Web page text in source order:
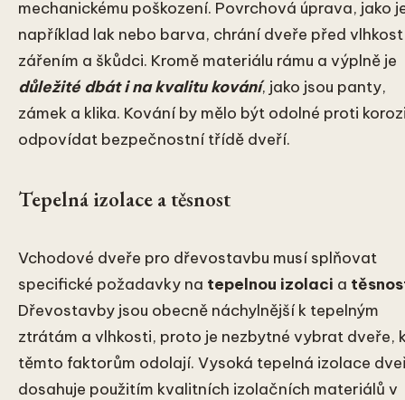
mechanickému poškození. Povrchová úprava, jako
například lak nebo barva, chrání dveře před
zářením a škůdci. Kromě materiálu rámu a výplně je
důležité dbát i na kvalitu kování, jako jsou panty,
zámek a klika. Kování by mělo být odolné proti
odpovídat bezpečnostní třídě dveří.
Tepelná izolace a těsnost
Vchodové dveře pro dřevostavbu musí splňovat
specifické požadavky na tepelnou izolaci a
Dřevostavby jsou obecně náchylnější k tepelným
ztrátám a vlhkosti, proto je nezbytné vybrat dveře,
těmto faktorům odolají. Vysoká tepelná izolace
dosahuje použitím kvalitních izolačních materiálů v